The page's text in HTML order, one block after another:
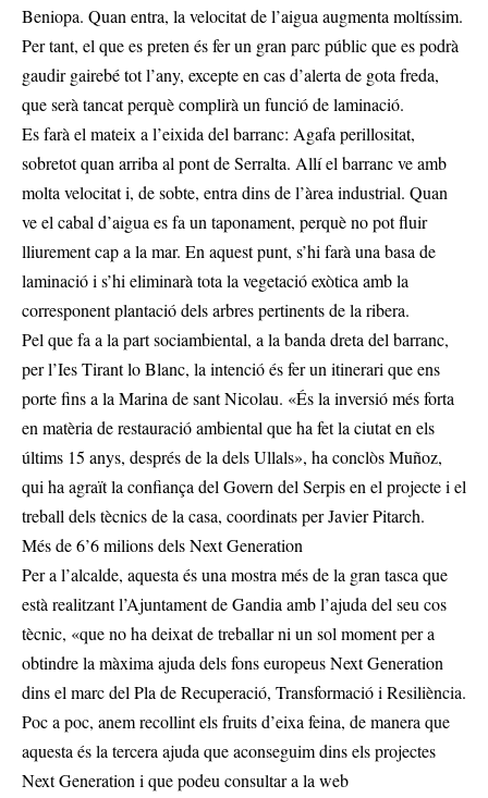
Beniopa. Quan entra, la velocitat de l’aigua augmenta moltíssim.
Per tant, el que es preten és fer un gran parc públic que es podrà
gaudir gairebé tot l’any, excepte en cas d’alerta de gota freda,
que serà tancat perquè complirà un funció de laminació.
Es farà el mateix a l’eixida del barranc: Agafa perillositat,
sobretot quan arriba al pont de Serralta. Allí el barranc ve amb
molta velocitat i, de sobte, entra dins de l’àrea industrial. Quan
ve el cabal d’aigua es fa un taponament, perquè no pot fluir
lliurement cap a la mar. En aquest punt, s’hi farà una basa de
laminació i s’hi eliminarà tota la vegetació exòtica amb la
corresponent plantació dels arbres pertinents de la ribera.
Pel que fa a la part sociambiental, a la banda dreta del barranc,
per l’Ies Tirant lo Blanc, la intenció és fer un itinerari que ens
porte fins a la Marina de sant Nicolau. «És la inversió més forta
en matèria de restauració ambiental que ha fet la ciutat en els
últims 15 anys, després de la dels Ullals», ha conclòs Muñoz,
qui ha agraït la confiança del Govern del Serpis en el projecte i el
treball dels tècnics de la casa, coordinats per Javier Pitarch.
Més de 6’6 milions dels Next Generation
Per a l’alcalde, aquesta és una mostra més de la gran tasca que
està realitzant l’Ajuntament de Gandia amb l’ajuda del seu cos
tècnic, «que no ha deixat de treballar ni un sol moment per a
obtindre la màxima ajuda dels fons europeus Next Generation
dins el marc del Pla de Recuperació, Transformació i Resiliència.
Poc a poc, anem recollint els fruits d’eixa feina, de manera que
aquesta és la tercera ajuda que aconseguim dins els projectes
Next Generation i que podeu consultar a la web